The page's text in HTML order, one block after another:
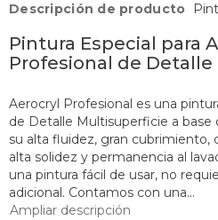
Descripción de producto
Pintura Especial para
Profesional de Detalle
Aerocryl Profesional es una
de Detalle Multisuperficie a base
su alta fluidez, gran cubrimiento,
alta solidez y permanencia al
una pintura fácil de usar, no
adicional. Contamos con una...
Ampliar descripción